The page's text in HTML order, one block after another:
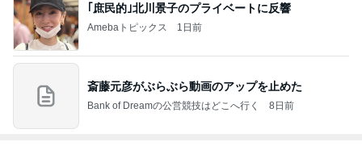
｢庶民的｣北川景子のプライベートに反響
Amebaトピックス 1日前
斎藤元彦がぶらぶら動画のアップを止めた
Bank of Dreamの公営競技はどこへ行く 8日前